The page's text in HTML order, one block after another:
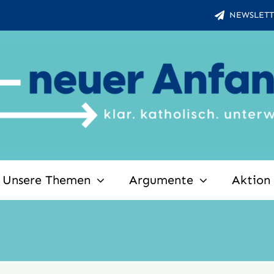
Unsere Themen Argumente Aktion